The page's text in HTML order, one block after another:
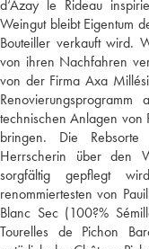
d‘Azay le Rideau
Weingut bleibt Eigentum
Bouteiller verkauft wird.
von ihren Nachfahren
von der Firma Axa
technischen Anlagen von
bringen. Die Rebsorte
Herrscherin über den
sorgfältig gepflegt
renommiertesten von
Blanc Sec (100?%
Tourelles de Pichon